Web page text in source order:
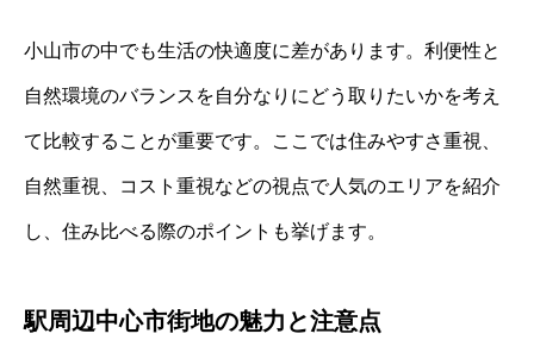
小山市の中でも生活の快適度に差があります。利便性と
自然環境のバランスを自分なりにどう取りたいかを考え
て比較することが重要です。ここでは住みやすさ重視、
自然重視、コスト重視などの視点で人気のエリアを紹介
し、住み比べる際のポイントも挙げます。
駅周辺中心市街地の魅力と注意点